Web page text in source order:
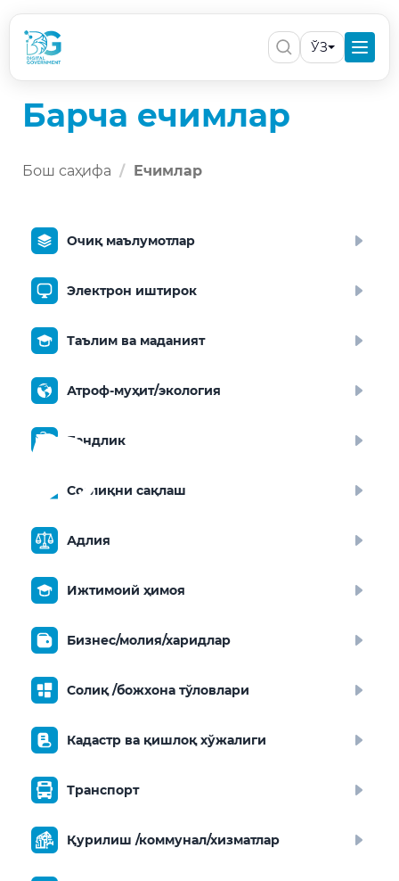
ЎЗ
Барча ечимлар
Бош саҳифа Ечимлар
Очиқ маълумотлар
Электрон иштирок
Таълим ва маданият
Атроф-муҳит/экология
Бандлик
Соғлиқни сақлаш
Адлия
Ижтимоий ҳимоя
Бизнес/молия/харидлар
Солиқ /божхона тўловлари
Кадастр ва қишлоқ хўжалиги
Транспорт
Қурилиш /коммунал/хизматлар